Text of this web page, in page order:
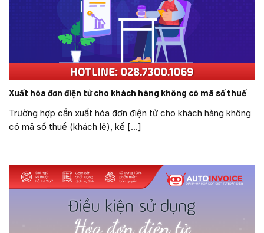
Xuất hóa đơn điện tử cho khách hàng không có mã số thuế
Trường hợp cần xuất hóa đơn điện tử cho khách hàng không
có mã số thuế (khách lẻ), kế [...]